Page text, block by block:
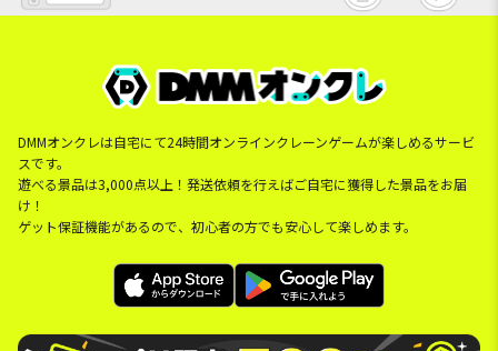
DMMオンクレは自宅にて24時間オンラインクレーンゲームが楽しめるサービ
スです。
遊べる景品は3,000点以上！発送依頼を行えばご自宅に獲得した景品をお届
け！
ゲット保証機能があるので、初心者の方でも安心して楽しめます。